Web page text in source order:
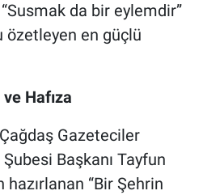
“Susmak da bir eylemdir”
özetleyen en güçlü
Hafıza
Gazeteciler
Başkanı Tayfun
“Bir Şehrin